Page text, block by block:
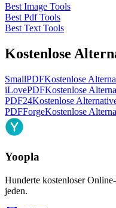
Best Image Tools
Best Pdf Tools
Best Text Tools
Kostenlose
SmallPDFKostenlose
iLovePDFKostenlose
PDF24Kostenlose
PDFForgeKostenlose
Yoopla
Hunderte kostenloser
jeden.